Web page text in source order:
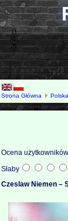
Strona Główna
Ocena
Słaby
Czeslaw Niemen –